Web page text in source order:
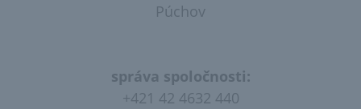
Púchov
správa spoločnosti:
+421 42 4632 440